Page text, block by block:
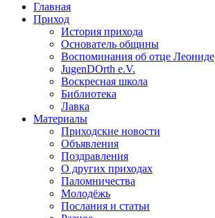
Главная
Приход
История прихода
Основатель общины
Воспоминания об отце Леониде
JugenDOrth e.V.
Воскресная школа
Библиотека
Лавка
Материалы
Приходские новости
Объявления
Поздравления
О других приходах
Паломничества
Молодёжь
Послания и статьи